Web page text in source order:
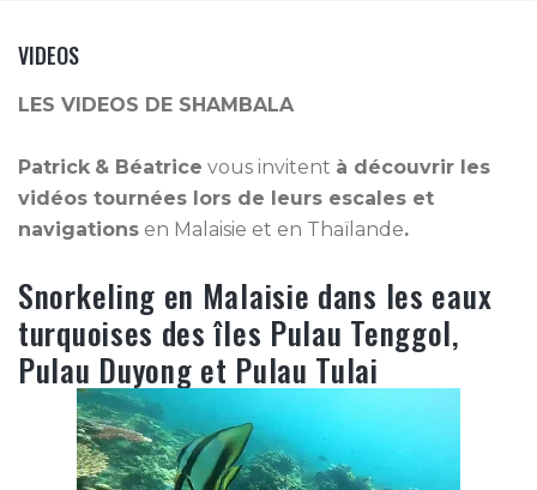
VIDEOS
LES VIDEOS DE SHAMBALA
Patrick & Béatrice vous invitent à découvrir les
vidéos tournées lors de leurs escales et
navigations en Malaisie et en Thaïlande.
Snorkeling en Malaisie dans les eaux
turquoises des îles Pulau Tenggol,
Pulau Duyong et Pulau Tulai